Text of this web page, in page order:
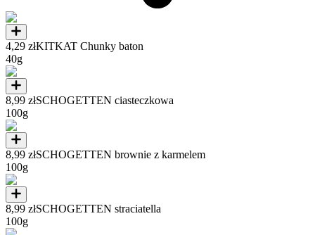
4,29 złKITKAT Chunky baton
40g
8,99 złSCHOGETTEN ciasteczkowa
100g
8,99 złSCHOGETTEN brownie z karmelem
100g
8,99 złSCHOGETTEN straciatella
100g